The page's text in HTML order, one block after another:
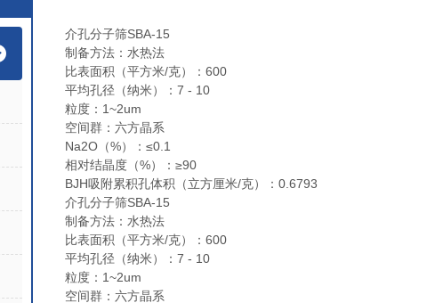
介孔分子筛SBA-15
制备方法：水热法
比表面积（平方米/克）：600
平均孔径（纳米）：7 - 10
粒度：1~2um
空间群：六方晶系
Na2O（%）：≤0.1
相对结晶度（%）：≥90
BJH吸附累积孔体积（立方厘米/克）：0.6793
介孔分子筛SBA-15
制备方法：水热法
比表面积（平方米/克）：600
平均孔径（纳米）：7 - 10
粒度：1~2um
空间群：六方晶系